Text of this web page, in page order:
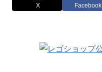
X Facebook